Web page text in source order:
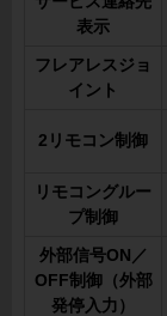
表示
フレアレスジョ
イント
2リモコン制御
リモコングルー
プ制御
外部信号ON／
OFF制御（外部
発停入力）